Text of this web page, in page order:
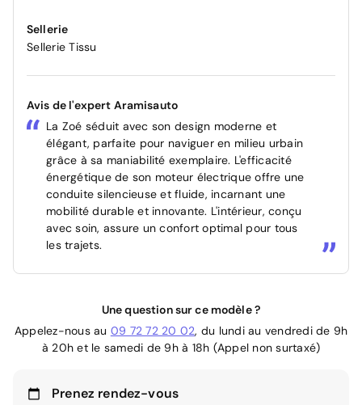
Sellerie
Sellerie Tissu
Avis de l'expert Aramisauto
La Zoé séduit avec son design moderne et
élégant, parfaite pour naviguer en milieu urbain
grâce à sa maniabilité exemplaire. L'efficacité
énergétique de son moteur électrique offre une
conduite silencieuse et fluide, incarnant une
mobilité durable et innovante. L'intérieur, conçu
avec soin, assure un confort optimal pour tous
les trajets.
Une question sur ce modèle ?
Appelez-nous au 09 72 72 20 02, du lundi au vendredi de 9h
à 20h et le samedi de 9h à 18h (Appel non surtaxé)
Prenez rendez-vous